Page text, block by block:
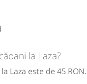
la Laza?
Laza este de 45 RON.